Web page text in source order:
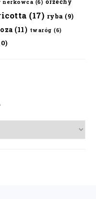
nerkowca (6)
(17) ryba (9)
(11) twaróg (6)